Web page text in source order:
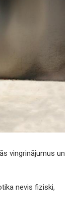
vingrinājumus un
nevis fiziski,